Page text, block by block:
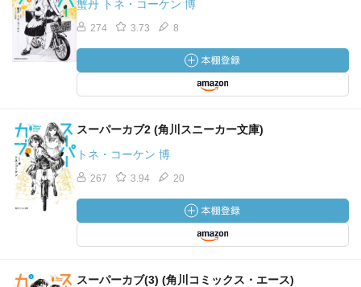
蟹丹 トネ・コーケン 博
274 3.73 8
スーパーカブ2 (角川スニーカー文庫)
トネ・コーケン 博
267 3.94 20
スーパーカブ(3) (角川コミックス・エース)